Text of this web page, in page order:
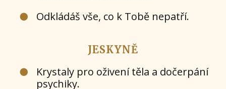
Odkládáš vše, co k Tobě nepatří.
JESKYNĚ
Krystaly pro oživení těla a dočerpání
psychiky.